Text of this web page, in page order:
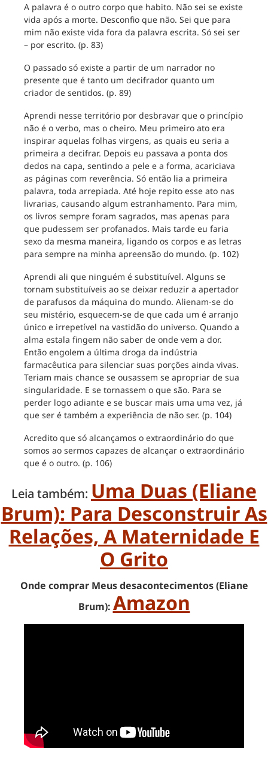
A palavra é o outro corpo que habito. Não sei se existe
vida após a morte. Desconfio que não. Sei que para
mim não existe vida fora da palavra escrita. Só sei ser
– por escrito. (p. 83)
O passado só existe a partir de um narrador no
presente que é tanto um decifrador quanto um
criador de sentidos. (p. 89)
Aprendi nesse território por desbravar que o princípio
não é o verbo, mas o cheiro. Meu primeiro ato era
inspirar aquelas folhas virgens, as quais eu seria a
primeira a decifrar. Depois eu passava a ponta dos
dedos na capa, sentindo a pele e a forma, acariciava
as páginas com reverência. Só então lia a primeira
palavra, toda arrepiada. Até hoje repito esse ato nas
livrarias, causando algum estranhamento. Para mim,
os livros sempre foram sagrados, mas apenas para
que pudessem ser profanados. Mais tarde eu faria
sexo da mesma maneira, ligando os corpos e as letras
para sempre na minha apreensão do mundo. (p. 102)
Aprendi ali que ninguém é substituível. Alguns se
tornam substituíveis ao se deixar reduzir a apertador
de parafusos da máquina do mundo. Alienam-se do
seu mistério, esquecem-se de que cada um é arranjo
único e irrepetível na vastidão do universo. Quando a
alma estala fingem não saber de onde vem a dor.
Então engolem a última droga da indústria
farmacêutica para silenciar suas porções ainda vivas.
Teriam mais chance se ousassem se apropriar de sua
singularidade. E se tornassem o que são. Para se
perder logo adiante e se buscar mais uma uma vez, já
que ser é também a experiência de não ser. (p. 104)
Acredito que só alcançamos o extraordinário do que
somos ao sermos capazes de alcançar o extraordinário
que é o outro. (p. 106)
Leia também: Uma Duas (Eliane
Brum): Para Desconstruir As
Relações, A Maternidade E
O Grito
Onde comprar Meus desacontecimentos (Eliane
Brum): Amazon